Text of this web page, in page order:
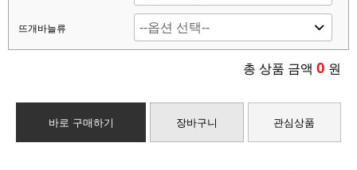
뜨개바늘류
총 상품 금액 0 원
바로 구매하기 장바구니 관심상품